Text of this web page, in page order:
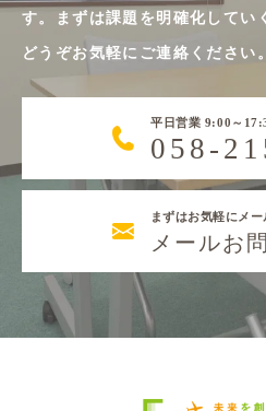
す。まずは課題を明確化してい
どうぞお気軽にご連絡ください。
平日営業 9:00～
058-
まずはお気軽にメ
メールお